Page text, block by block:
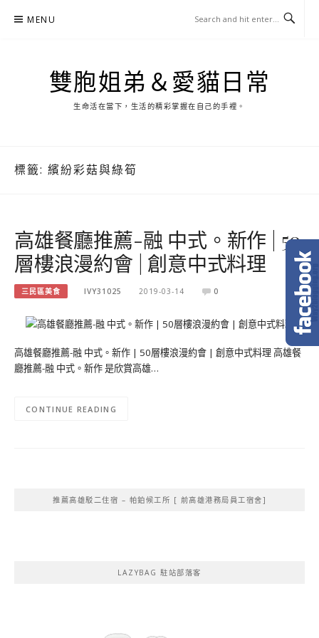
MENU
雙胞姐弟＆愛貓日常
生命活在當下，生活的精彩掌握在自己的手裡。
標籤: 繽紛彩菇與綠筍
高雄餐廳推薦-融 中式。新作 | 50
層樓浪漫約會 | 創意中式料理
三民區美食 IVY31025 2019-03-14 0
高雄餐廳推薦-融 中式。新作 | 50層樓浪漫約會 | 創意中式料理 高雄餐
廳推薦-融 中式。新作 是欣賞高雄…
CONTINUE READING
推薦高雄駁二住宿 – 帕鉑候工所 [ 前高雄港務局員工宿舍]
LAZYBAG 駐站部落客